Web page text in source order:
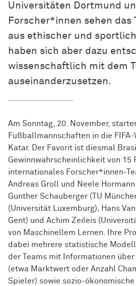
Universitäten Dortmund
Forscher*innen sehen das
aus ethischer und
haben sich aber dazu
wissenschaftlich mit dem
auseinanderzusetzen.
Am Sonntag, 20. November,
Fußballmannschaften in die
Katar. Der Favorit ist diesmal
Gewinnwahrscheinlichkeit von 15
internationales Forscher*innen-
Andreas Groll und Neele
Gunther Schauberger (TU
(Universität Luxemburg), Hans
Gent) und Achim Zeileis
von Maschinellem Lernen. Ihre
dabei mehrere statistische
der Teams mit Informationen
(etwa Marktwert oder Anzahl
Spieler) sowie sozio-